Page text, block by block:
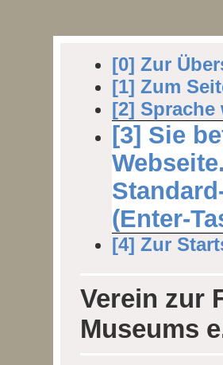
[0] Zur
[1] Zum
[2] Sprache
[3] Sie
(Enter-
[4] Zur
Verein zur
Museums